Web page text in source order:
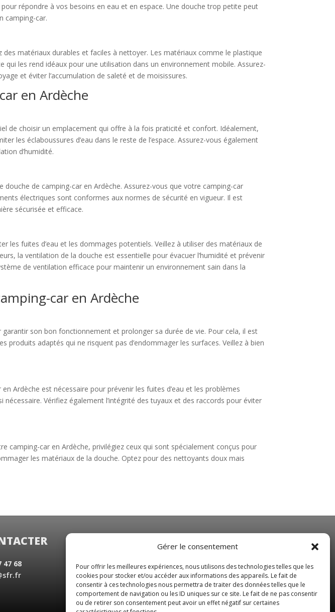
Gérer le consentement
Pour offrir les meilleures expériences, nous utilisons des technologies telles que les
cookies pour stocker et/ou accéder aux informations des appareils. Le fait de
consentir à ces technologies nous permettra de traiter des données telles que le
comportement de navigation ou les ID uniques sur ce site. Le fait de ne pas consentir
ou de retirer son consentement peut avoir un effet négatif sur certaines
répondre à vos besoins en eau et en espace. Une douche trop petite peut
camping-car.
matériaux durables et faciles à nettoyer. Les matériaux comme le plastique
qui les rend idéaux pour une utilisation dans un environnement mobile. Assurez-
et éviter l’accumulation de saleté et de moisissures.
en Ardèche
de choisir un emplacement qui offre à la fois praticité et confort. Idéalement,
les éclaboussures d’eau dans le reste de l’espace. Assurez-vous également
d’humidité.
douche de camping-car en Ardèche. Assurez-vous que votre camping-car
électriques sont conformes aux normes de sécurité en vigueur. Il est
sécurisée et efficace.
les fuites d’eau et les dommages potentiels. Veillez à utiliser des matériaux de
la ventilation de la douche est essentielle pour évacuer l’humidité et prévenir
de ventilation efficace pour maintenir un environnement sain dans la
car en Ardèche
son bon fonctionnement et prolonger sa durée de vie. Pour cela, il est
adaptés qui ne risquent pas d’endommager les surfaces. Veillez à bien
Ardèche est nécessaire pour prévenir les fuites d’eau et les problèmes
Vérifiez également l’intégrité des tuyaux et des raccords pour éviter
camping-car en Ardèche, privilégiez ceux qui sont spécialement conçus pour
les matériaux de la douche. Optez pour des nettoyants doux mais
47 68
NOS HORAIRES
Du Lundi au Vendredi
de 8 h 30 à 19 h 00
Samedi sur rendez-vous